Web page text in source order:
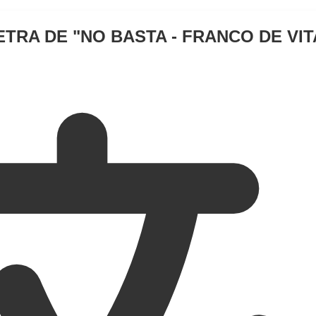
DE "NO BASTA - FRANCO DE